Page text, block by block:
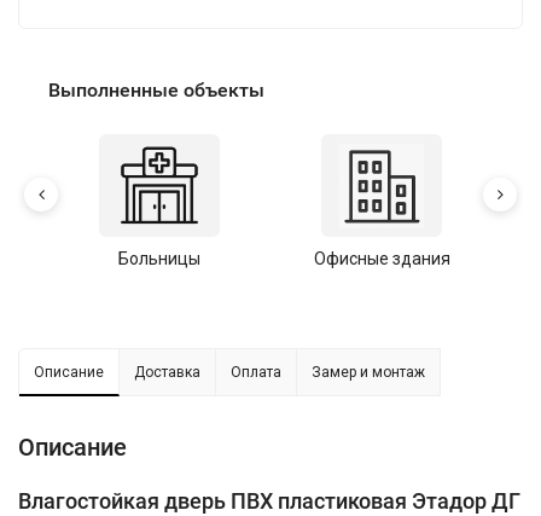
Выполненные объекты
Больницы Офисные здания
Описание Доставка Оплата Замер и монтаж
Описание
Влагостойкая дверь ПВХ пластиковая Этадор ДГ